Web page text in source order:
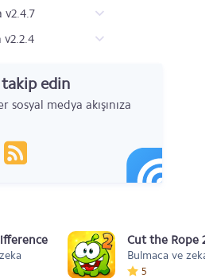
v2.4.7
edin
sosyal medya akışınıza
- The DetectiveCut the Rope 2
Bulmaca ve zeka
5